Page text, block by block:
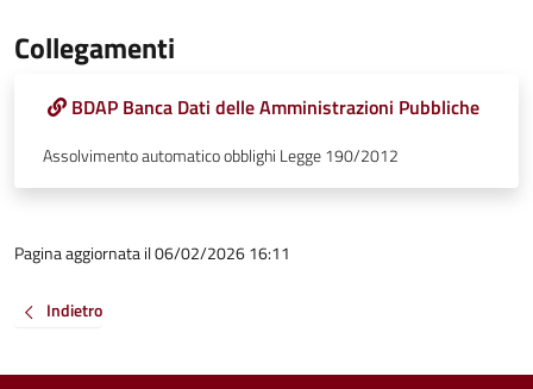
Collegamenti
BDAP Banca Dati delle Amministrazioni Pubbliche
Assolvimento automatico obblighi Legge 190/2012
Pagina aggiornata il 06/02/2026 16:11
Indietro